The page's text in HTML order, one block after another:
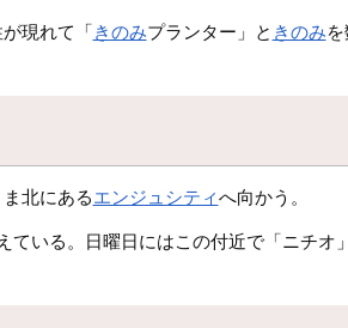
現れて「きのみプランター」と きのみ
北にあるエンジュシティへ向かう。
ている。日曜日にはこの付近で「ニチオ